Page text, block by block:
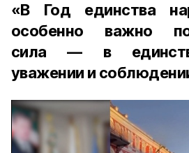
«В Год единства
особенно важно
сила — в
уважении и